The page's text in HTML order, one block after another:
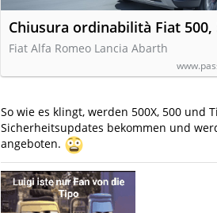
Chiusura ordinabilità Fiat 500,
Fiat Alfa Romeo Lancia Abarth
So wie es klingt, werden 500X, 500 und
Sicherheitsupdates bekommen und
angeboten.